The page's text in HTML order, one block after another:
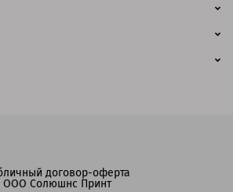
договор-оферта
ООО Солюшнс Принт